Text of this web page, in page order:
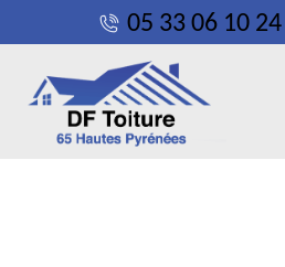
05 33 06 10 24